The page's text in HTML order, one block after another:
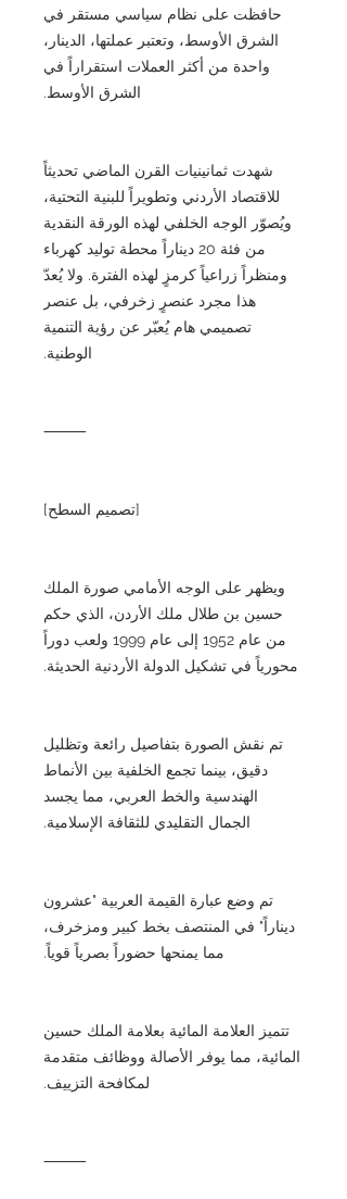
حافظت على نظام سياسي مستقر في
الشرق الأوسط، وتعتبر عملتها، الدينار،
واحدة من أكثر العملات استقراراً في
الشرق الأوسط.
شهدت ثمانينيات القرن الماضي تحديثاً
للاقتصاد الأردني وتطويراً للبنية التحتية،
ويُصوّر الوجه الخلفي لهذه الورقة النقدية
من فئة 20 ديناراً محطة توليد كهرباء
ومنظراً زراعياً كرمزٍ لهذه الفترة. ولا يُعدّ
هذا مجرد عنصرٍ زخرفي، بل عنصر
تصميمي هام يُعبّر عن رؤية التنمية
الوطنية.
⸻
[تصميم السطح]
ويظهر على الوجه الأمامي صورة الملك
حسين بن طلال ملك الأردن، الذي حكم
من عام 1952 إلى عام 1999 ولعب دوراً
محورياً في تشكيل الدولة الأردنية الحديثة.
تم نقش الصورة بتفاصيل رائعة وتظليل
دقيق، بينما تجمع الخلفية بين الأنماط
الهندسية والخط العربي، مما يجسد
الجمال التقليدي للثقافة الإسلامية.
تم وضع عبارة القيمة العربية "عشرون
ديناراً" في المنتصف بخط كبير ومزخرف،
مما يمنحها حضوراً بصرياً قوياً.
تتميز العلامة المائية بعلامة الملك حسين
المائية، مما يوفر الأصالة ووظائف متقدمة
لمكافحة التزييف.
⸻